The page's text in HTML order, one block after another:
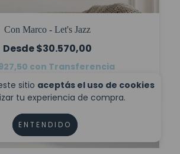
sitio aceptás el uso de cookies
tu experiencia de compra.
ENTENDIDO
Con Marco - Let's Jazz
$30.570,00
con Transferencia
sin interés de$5.095,00